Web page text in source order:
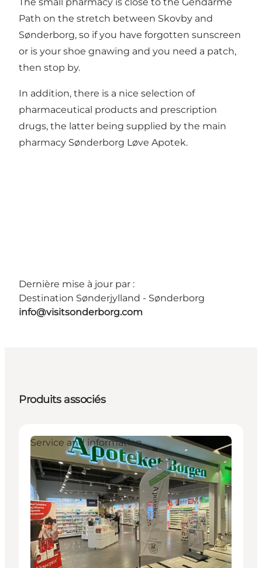
The small pharmacy is close to the Gendarme
Path on the stretch between Skovby and
Sønderborg, so if you have forgotten sunscreen
or is your shoe gnawing and you need a patch,
then stop by.
In addition, there is a nice selection of
pharmaceutical products and prescription
drugs, the latter being supplied by the main
pharmacy Sønderborg Løve Apotek.
Dernière mise à jour par :
Destination Sønderjylland - Sønderborg
info@visitsonderborg.com
Produits associés
Service and information